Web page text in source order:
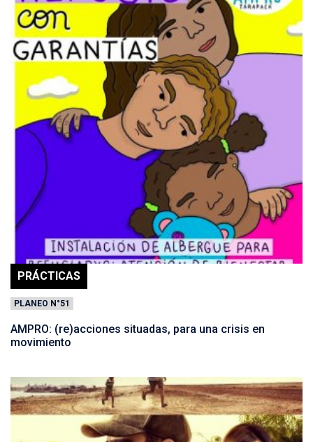
PRÁCTICAS
PLANEO N°51
AMPRO: (re)acciones situadas, para una crisis en
movimiento